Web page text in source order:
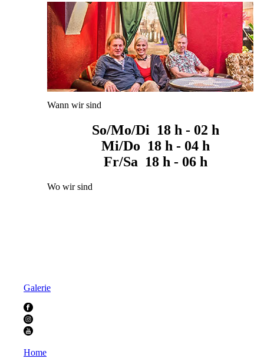
Wann wir sind
So/Mo/Di 18 h - 02 h
Mi/Do 18 h - 04 h
Fr/Sa 18 h - 06 h
Wo wir sind
Galerie
Home